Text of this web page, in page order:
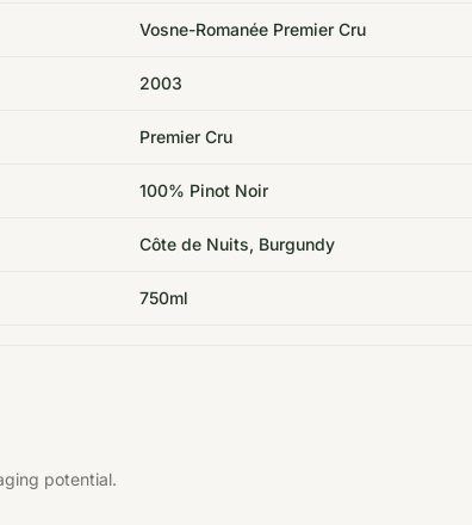
Vosne-Romanée Premier Cru
2003
Premier Cru
100% Pinot Noir
Côte de Nuits, Burgundy
750ml
potential.